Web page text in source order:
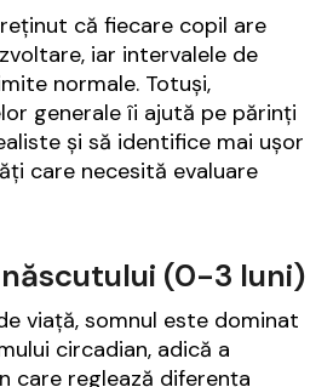
că fiecare copil are
iar intervalele de
normale. Totuși,
generale îi ajută pe părinți
și să identifice mai ușor
care necesită evaluare
(0-3 luni)
viață, somnul este dominat
circadian, adică a
care reglează diferența